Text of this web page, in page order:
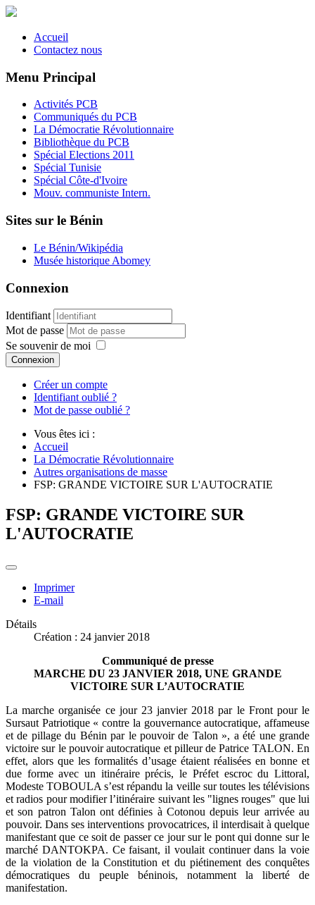
Accueil
Contactez nous
Menu Principal
Activités PCB
Communiqués du PCB
La Démocratie Révolutionnaire
Bibliothèque du PCB
Spécial Elections 2011
Spécial Tunisie
Spécial Côte-d'Ivoire
Mouv. communiste Intern.
Sites sur le Bénin
Le Bénin/Wikipédia
Musée historique Abomey
Connexion
Identifiant
Mot de passe
Se souvenir de moi
Connexion
Créer un compte
Identifiant oublié ?
Mot de passe oublié ?
Vous êtes ici :
Accueil
La Démocratie Révolutionnaire
Autres organisations de masse
FSP: GRANDE VICTOIRE SUR L'AUTOCRATIE
FSP: GRANDE VICTOIRE SUR
L'AUTOCRATIE
Imprimer
E-mail
Détails
Création : 24 janvier 2018
Communiqué de presse
MARCHE DU 23 JANVIER 2018, UNE GRANDE
VICTOIRE SUR L’AUTOCRATIE
La marche organisée ce jour 23 janvier 2018 par le Front pour le
Sursaut Patriotique « contre la gouvernance autocratique, affameuse
et de pillage du Bénin par le pouvoir de Talon », a été une grande
victoire sur le pouvoir autocratique et pilleur de Patrice TALON. En
effet, alors que les formalités d’usage étaient réalisées en bonne et
due forme avec un itinéraire précis, le Préfet escroc du Littoral,
Modeste TOBOULA s’est répandu la veille sur toutes les télévisions
et radios pour modifier l’itinéraire suivant les "lignes rouges" que lui
et son patron Talon ont définies à Cotonou depuis leur arrivée au
pouvoir. Dans ses interventions provocatrices, il interdisait à quelque
manifestant que ce soit de passer ce jour sur le pont qui donne sur le
marché DANTOKPA. Ce faisant, il voulait continuer dans la voie
de la violation de la Constitution et du piétinement des conquêtes
démocratiques du peuple béninois, notamment la liberté de
manifestation.